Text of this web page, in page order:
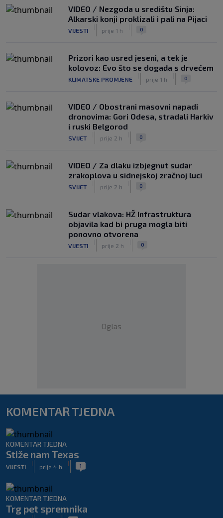
VIDEO / Nezgoda u središtu Sinja:
Alkarski konji proklizali i pali na Pijaci
VIJESTI prije 1 h 0
Prizori kao usred jeseni, a tek je
kolovoz: Evo što se događa s drvećem
KLIMATSKE PROMJENE prije 1 h 0
VIDEO / Obostrani masovni napadi
dronovima: Gori Odesa, stradali Harkiv
i ruski Belgorod
SVIJET prije 2 h 0
VIDEO / Za dlaku izbjegnut sudar
zrakoplova u sidnejskoj zračnoj luci
SVIJET prije 2 h 0
Sudar vlakova: HŽ Infrastruktura
objavila kad bi pruga mogla biti
ponovno otvorena
VIJESTI prije 2 h 0
Oglas
KOMENTAR TJEDNA
KOMENTAR TJEDNA
Stiže nam Texas
VIJESTI
|
prije 4 h
| 1
KOMENTAR TJEDNA
Trg pet spremnika